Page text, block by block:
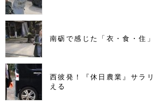
南砺で感じた「衣・食・住」
西彼発！『休日農業』サラ
える